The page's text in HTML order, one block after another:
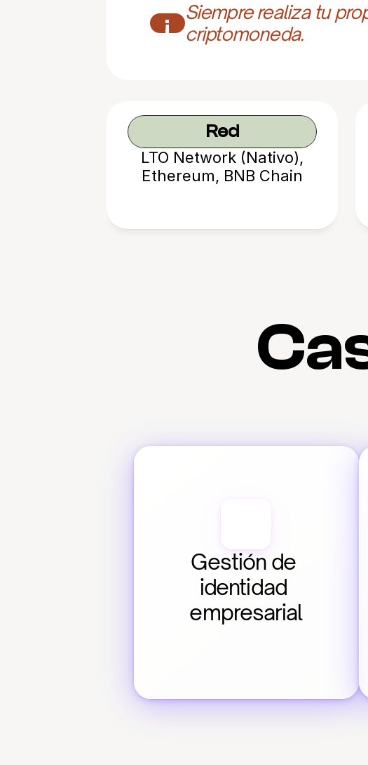
¡
Siempre realiza tu
criptomoneda.
Red
LTO Network (Nativo),
Ethereum, BNB Chain
Gestión de
identidad
empresarial